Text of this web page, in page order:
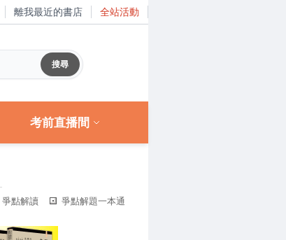
離我最近的書店 全站活動
考前直播間
爭點解讀
爭點解題一本通